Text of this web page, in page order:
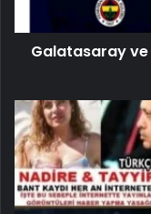
Galatasaray